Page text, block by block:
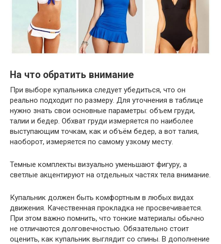
На что обратить внимание
При выборе купальника следует убедиться, что он
реально подходит по размеру. Для уточнения в таблице
нужно знать свои основные параметры: объем груди,
талии и бедер. Обхват груди измеряется по наиболее
выступающим точкам, как и объём бедер, а вот талия,
наоборот, измеряется по самому узкому месту.
Темные комплекты визуально уменьшают фигуру, а
светлые акцентируют на отдельных частях тела внимание.
Купальник должен быть комфортным в любых видах
движения. Качественная прокладка не просвечивается.
При этом важно помнить, что тонкие материалы обычно
не отличаются долговечностью. Обязательно стоит
оценить, как купальник выглядит со спины. В дополнение